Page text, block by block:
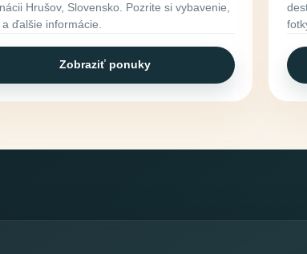
Hrušov, Slovensko. Pozrite si vybavenie,
ďalšie informácie.
Zobraziť ponuky